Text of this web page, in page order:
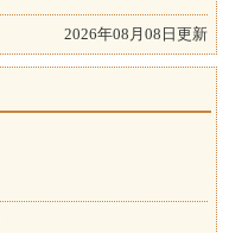
2026年08月08日更新